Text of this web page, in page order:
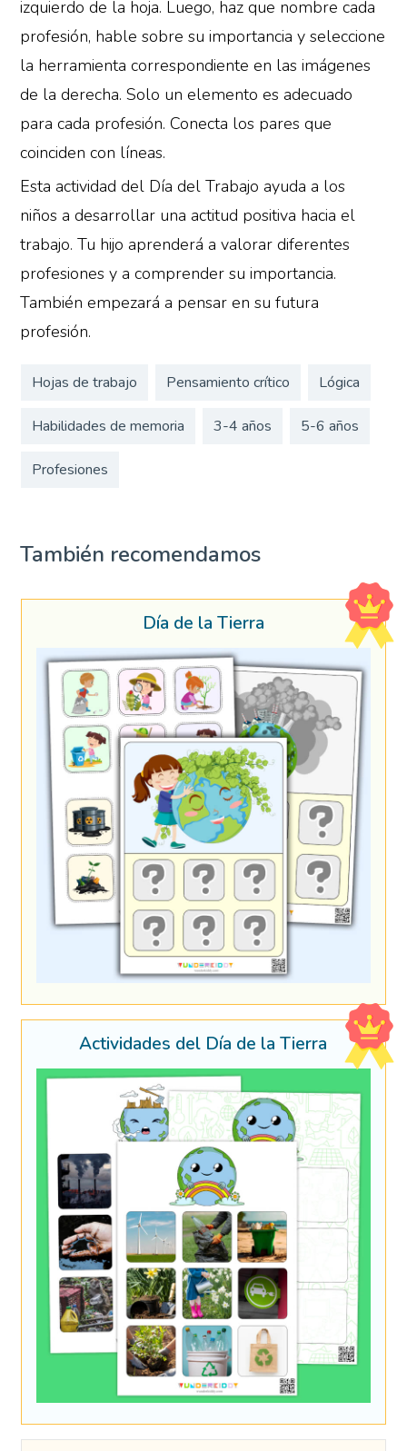
izquierdo de la hoja. Luego, haz que nombre cada
profesión, hable sobre su importancia y seleccione
la herramienta correspondiente en las imágenes
de la derecha. Solo un elemento es adecuado
para cada profesión. Conecta los pares que
coinciden con líneas.
Esta actividad del Día del Trabajo ayuda a los
niños a desarrollar una actitud positiva hacia el
trabajo. Tu hijo aprenderá a valorar diferentes
profesiones y a comprender su importancia.
También empezará a pensar en su futura
profesión.
Hojas de trabajo Pensamiento crítico Lógica
Habilidades de memoria 3-4 años 5-6 años
Profesiones
También recomendamos
Día de la Tierra
Actividades del Día de la Tierra